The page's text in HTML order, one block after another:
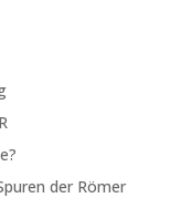
der Römer